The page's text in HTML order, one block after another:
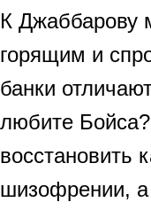
К Джаббарову
горящим и
банки
любите
восстановить
шизофрении, а